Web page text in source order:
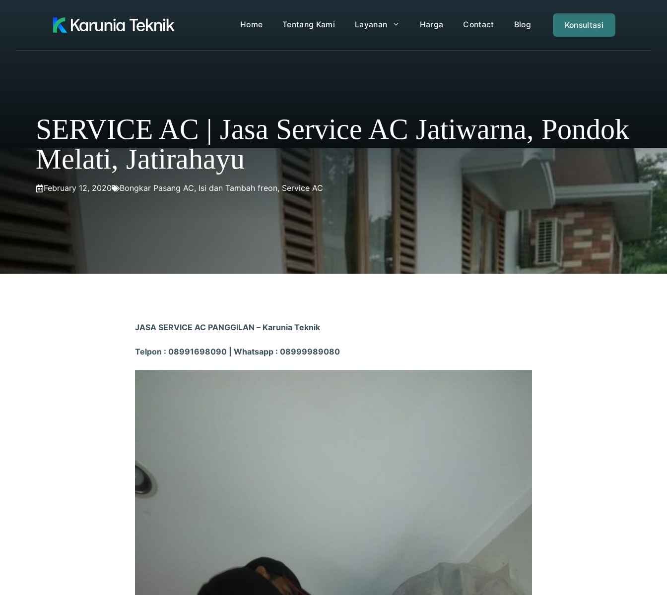
Home Tentang Kami Layanan Harga Contact Blog Konsultasi
SERVICE AC | Jasa Service AC Jatiwarna, Pondok
Melati, Jatirahayu
February 12, 2020 Bongkar Pasang AC, Isi dan Tambah freon, Service AC
JASA SERVICE AC PANGGILAN – Karunia Teknik
Telpon : 08991698090 | Whatsapp : 08999989080